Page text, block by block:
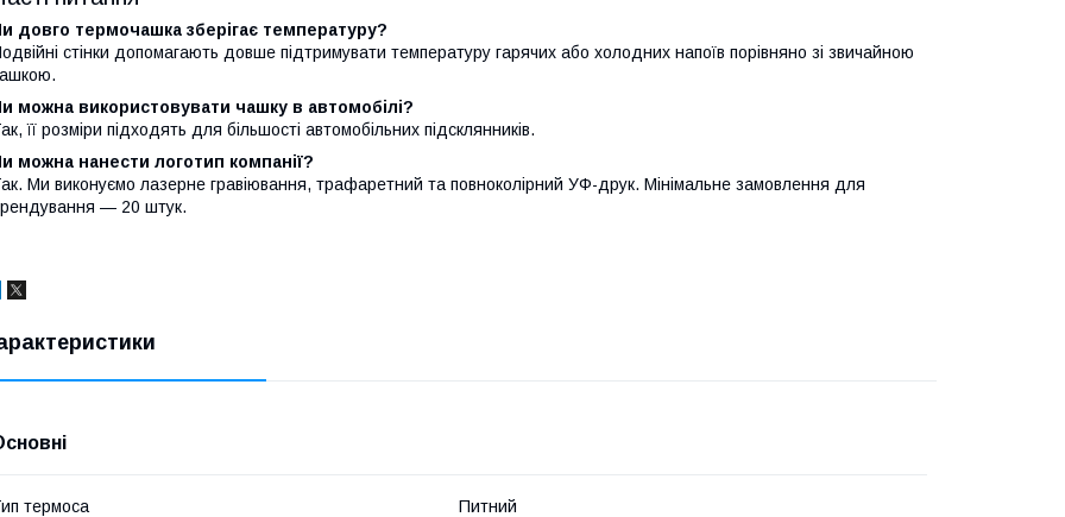
довго термочашка зберігає температуру?
стінки допомагають довше підтримувати температуру гарячих або холодних напоїв порівняно зі звичайною
можна використовувати чашку в автомобілі?
її розміри підходять для більшості автомобільних підсклянників.
можна нанести логотип компанії?
Ми виконуємо лазерне гравіювання, трафаретний та повноколірний УФ-друк. Мінімальне замовлення для
— 20 штук.
термоса Питний